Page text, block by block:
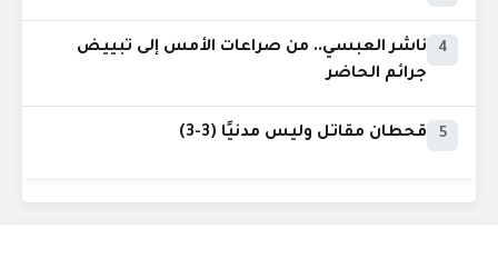
4
ناشر العبسي.. من صراعات الأمس إلى تبييض
جرائم الحاضر
5 قحطان مقاتل وليس مدنيًا (3-3)